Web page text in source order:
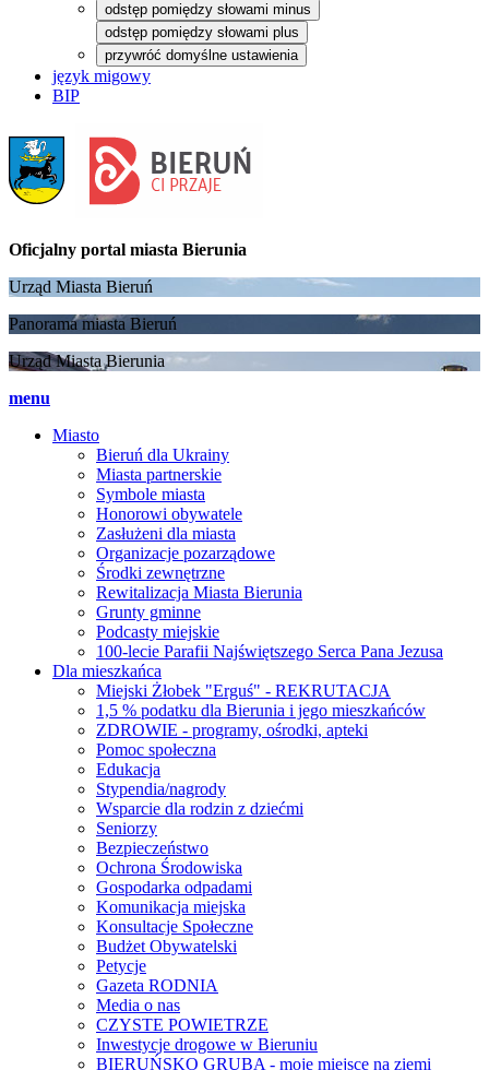
odstęp pomiędzy słowami minus
odstęp pomiędzy słowami plus
przywróć domyślne ustawienia
język migowy
BIP
Oficjalny portal miasta Bierunia
Urząd Miasta Bieruń
Panorama miasta Bieruń
Urząd Miasta Bierunia
menu
Miasto
Bieruń dla Ukrainy
Miasta partnerskie
Symbole miasta
Honorowi obywatele
Zasłużeni dla miasta
Organizacje pozarządowe
Środki zewnętrzne
Rewitalizacja Miasta Bierunia
Grunty gminne
Podcasty miejskie
100-lecie Parafii Najświętszego Serca Pana Jezusa
Dla mieszkańca
Miejski Żłobek "Erguś" - REKRUTACJA
1,5 % podatku dla Bierunia i jego mieszkańców
ZDROWIE - programy, ośrodki, apteki
Pomoc społeczna
Edukacja
Stypendia/nagrody
Wsparcie dla rodzin z dziećmi
Seniorzy
Bezpieczeństwo
Ochrona Środowiska
Gospodarka odpadami
Komunikacja miejska
Konsultacje Społeczne
Budżet Obywatelski
Petycje
Gazeta RODNIA
Media o nas
CZYSTE POWIETRZE
Inwestycje drogowe w Bieruniu
BIERUŃSKO GRUBA - moje miejsce na ziemi